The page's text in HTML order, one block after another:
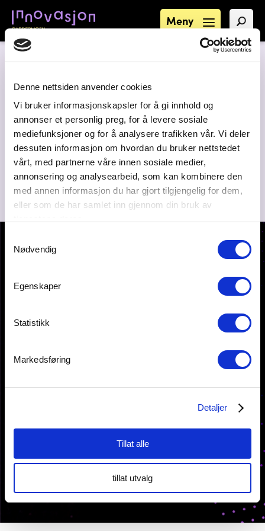
Denne nettsiden anvender cookies
Vi bruker informasjonskapsler for å gi innhold og
annonser et personlig preg, for å levere sosiale
mediefunksjoner og for å analysere trafikken vår. Vi deler
dessuten informasjon om hvordan du bruker nettstedet
vårt, med partnerne våre innen sosiale medier,
annonsering og analysearbeid, som kan kombinere den
med annen informasjon du har gjort tilgjengelig for dem,
eller som de har samlet inn gjennom din bruk av
Nødvendig
Egenskaper
Statistikk
Markedsføring
Detaljer
Tillat alle
tillat utvalg
Meny
2050 Jessheim
post@innovasjon-gardermoen.no